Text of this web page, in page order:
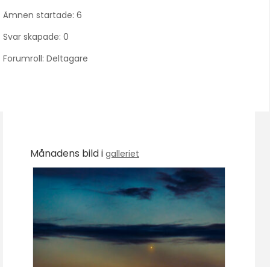
Ämnen startade: 6
Svar skapade: 0
Forumroll: Deltagare
Månadens bild i galleriet